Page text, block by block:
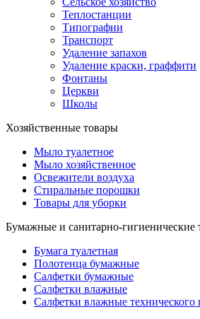
Теплостанции
Типографии
Транспорт
Удаление запахов
Удаление краски, граффити
Фонтаны
Церкви
Школы
Хозяйственные товары
Мыло туалетное
Мыло хозяйственное
Освежители воздуха
Стиральные порошки
Товары для уборки
Бумажные и санитарно-гигиенические
Бумага туалетная
Полотенца бумажные
Салфетки бумажные
Салфетки влажные
Салфетки влажные технического